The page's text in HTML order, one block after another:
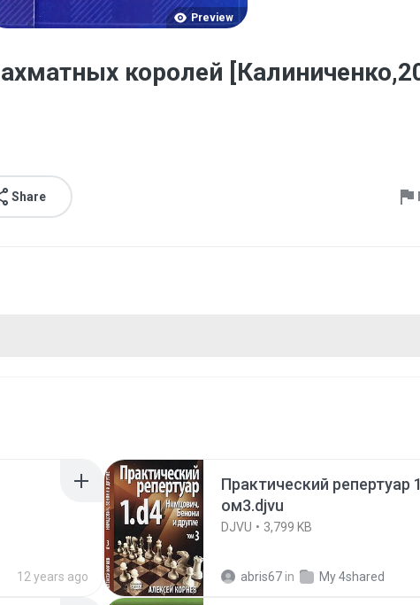
Preview
королей
Share
12 years ago
Практический репертуар
ом3.djvu
DJVU 3,799 KB
abris67 in My 4shared